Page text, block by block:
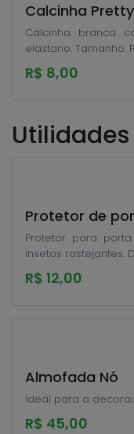
Calcinha
Calcinha branca
elastano. Tamanho:
R$ 8,00
Protetor de
Protetor para
insetos rastejantes.
R$ 12,00
Almofada Nó
Ideal para a
R$ 45,00